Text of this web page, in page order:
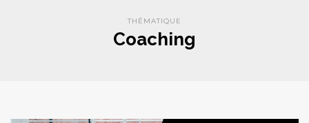
THÉMATIQUE
Coaching